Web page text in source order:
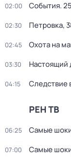
02:00 События.
02:30 Петровка,
02:45 Охота на
03:30 Настоящий
04:15 Следствие
РЕН ТВ
06:25 Самые
07:00 Самые